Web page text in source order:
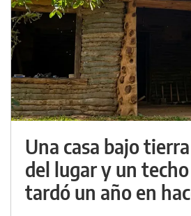
Una casa bajo
del lugar y un
tardó un año en